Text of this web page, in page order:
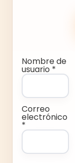
Nombre de
usuario *
Correo
electrónico
*